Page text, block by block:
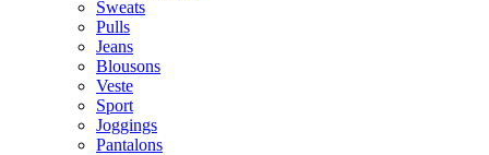
Sweats
Pulls
Jeans
Blousons
Veste
Sport
Joggings
Pantalons